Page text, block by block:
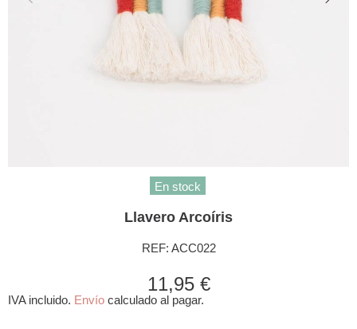
En stock
Llavero Arcoíris
REF: ACC022
11,95 €
IVA incluido. Envío calculado al pagar.